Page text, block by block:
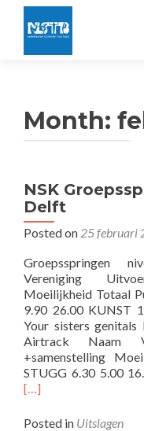
Month:
NSK
Delft
Posted on 25 februari
Groepsspringen
Vereniging
Moeilijkheid Totaal
9.90 26.00 KUNST
Your sisters genitals
Airtrack Naam
+samenstelling
STUGG 6.30 5.00
[…]
Posted in Uitslagen